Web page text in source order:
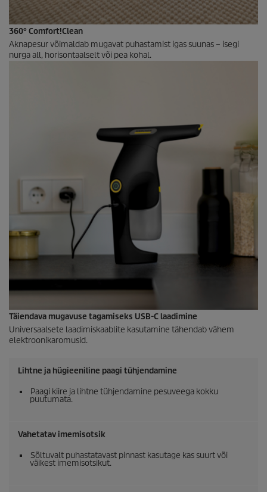
360° Comfort!Clean
Aknapesur võimaldab mugavat puhastamist igas suunas – isegi
nurga all, horisontaalselt või pea kohal.
Täiendava mugavuse tagamiseks USB-C laadimine
Universaalsete laadimiskaablite kasutamine tähendab vähem
elektroonikaromusid.
Lihtne ja hügieeniline paagi tühjendamine
Paagi kiire ja lihtne tühjendamine pesuveega kokku
puutumata.
Vahetatav imemisotsik
Sõltuvalt puhastatavast pinnast kasutage kas suurt või
väikest imemisotsikut.